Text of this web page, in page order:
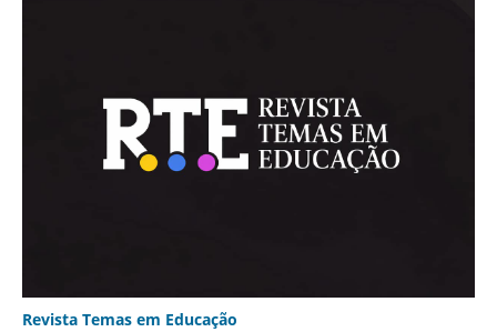
Revista Temas em Educação